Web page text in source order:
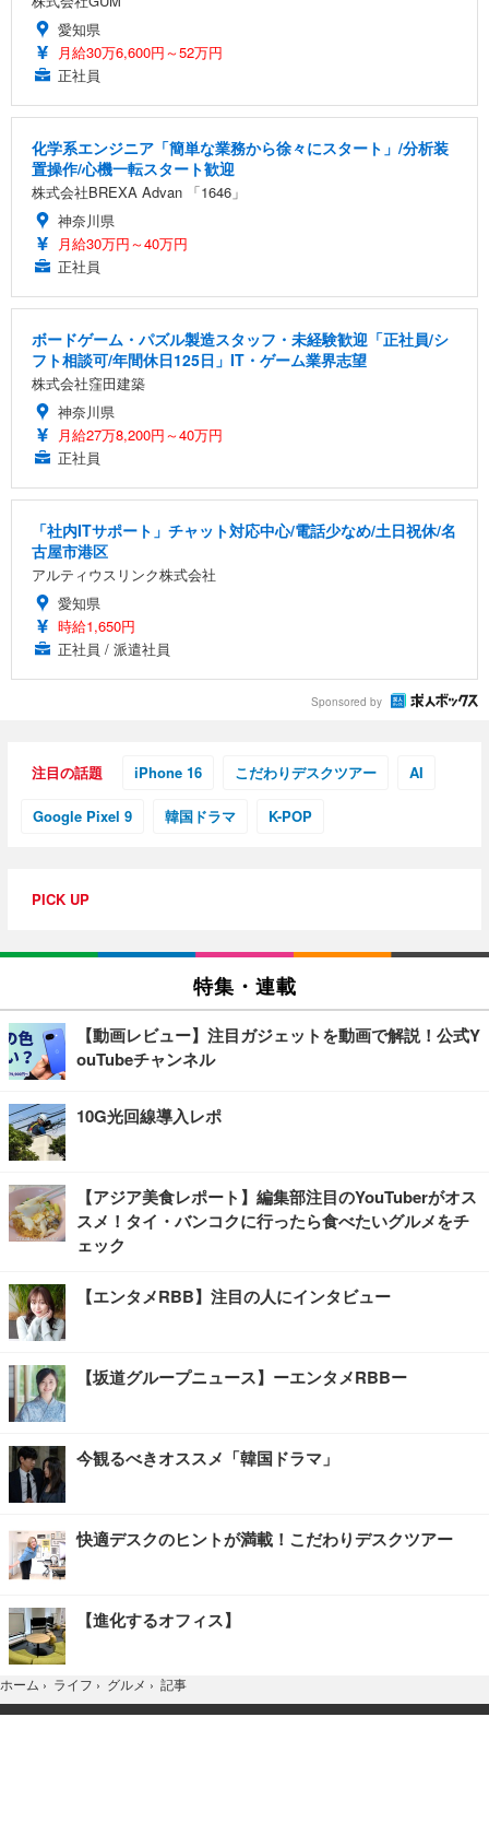
愛知県
月給30万6,600円～52万円
正社員
化学系エンジニア「簡単な業務から徐々にスタート」/分析装
置操作/心機一転スタート歓迎
株式会社BREXA Advan 「1646」
神奈川県
月給30万円～40万円
正社員
ボードゲーム・パズル製造スタッフ・未経験歓迎「正社員/シ
フト相談可/年間休日125日」IT・ゲーム業界志望
株式会社窪田建築
神奈川県
月給27万8,200円～40万円
正社員
「社内ITサポート」チャット対応中心/電話少なめ/土日祝休/名
古屋市港区
アルティウスリンク株式会社
愛知県
時給1,650円
正社員 / 派遣社員
Sponsored by
注目の話題 iPhone 16 こだわりデスクツアー AI
Google Pixel 9 韓国ドラマ K-POP
PICK UP
特集・連載
【動画レビュー】注目ガジェットを動画で解説！公式Y
ouTubeチャンネル
10G光回線導入レポ
【アジア美食レポート】編集部注目のYouTuberがオス
スメ！タイ・バンコクに行ったら食べたいグルメをチ
ェック
【エンタメRBB】注目の人にインタビュー
【坂道グループニュース】ーエンタメRBBー
今観るべきオススメ「韓国ドラマ」
快適デスクのヒントが満載！こだわりデスクツアー
【進化するオフィス】
ホーム › ライフ › グルメ › 記事